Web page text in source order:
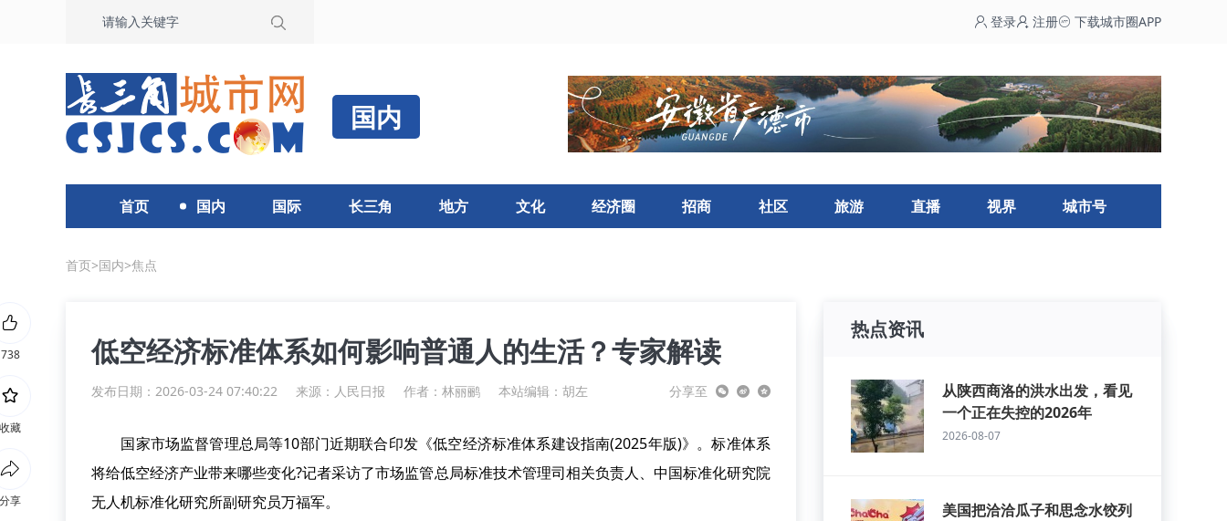
登录 注册 下载城市圈APP
国内
首页 国内 国际 长三角 地方 文化 经济圈 招商 社区 旅游 直播 视界 城市号
首页>国内>焦点
低空经济标准体系如何影响普通人的生活？专家解读
发布日期：2026-03-24 07:40:22 来源： 人民日报 作者：林丽鹂 本站编辑：胡左 分享至
国家市场监督管理总局等10部门近期联合印发《低空经济标准体系建设指南(2025年版)》。标准体系
将给低空经济产业带来哪些变化?记者采访了市场监管总局标准技术管理司相关负责人、中国标准化研究院
无人机标准化研究所副研究员万福军。
热点资讯
从陕西商洛的洪水出发，看见
一个正在失控的2026年
2026-08-07
美国把洽洽瓜子和思念水饺列
738
收藏
分享